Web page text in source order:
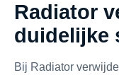
Radiator
duidelijke
Bij Radiator